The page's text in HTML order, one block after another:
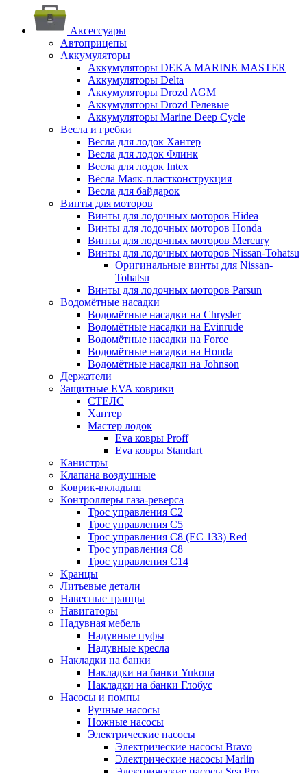
Аксессуары
Автоприцепы
Аккумуляторы
Аккумуляторы DEKA MARINE MASTER
Аккумуляторы Delta
Аккумуляторы Drozd AGM
Аккумуляторы Drozd Гелевые
Аккумуляторы Marine Deep Cycle
Весла и гребки
Весла для лодок Хантер
Весла для лодок Флинк
Весла для лодок Intex
Вёсла Маяк-пластконструкция
Весла для байдарок
Винты для моторов
Винты для лодочных моторов Hidea
Винты для лодочных моторов Honda
Винты для лодочных моторов Mercury
Винты для лодочных моторов Nissan-Tohatsu
Оригинальные винты для Nissan-
Tohatsu
Винты для лодочных моторов Parsun
Водомётные насадки
Водомётные насадки на Chrysler
Водомётные насадки на Evinrude
Водомётные насадки на Force
Водомётные насадки на Honda
Водомётные насадки на Johnson
Держатели
Защитные EVA коврики
СТЕЛС
Хантер
Мастер лодок
Eva ковры Proff
Eva ковры Standart
Канистры
Клапана воздушные
Коврик-вкладыш
Контроллеры газа-реверса
Трос управления C2
Трос управления C5
Трос управления C8 (ЕС 133) Red
Трос управления C8
Трос управления C14
Кранцы
Литьевые детали
Навесные транцы
Навигаторы
Надувная мебель
Надувные пуфы
Надувные кресла
Накладки на банки
Накладки на банки Yukona
Накладки на банки Глобус
Насосы и помпы
Ручные насосы
Ножные насосы
Электрические насосы
Электрические насосы Bravo
Электрические насосы Marlin